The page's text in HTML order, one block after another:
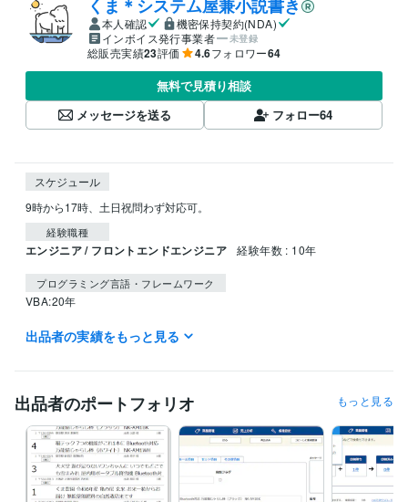
くま＊システム屋兼小説書き
本人確認
機密保持契約(NDA)
インボイス発行事業者
未登録
総販売実績23評価 4.6フォロワー64
無料で見積り相談
メッセージを送る
フォロー64
スケジュール
9時から17時、土日祝問わず対応可。
経験職種
エンジニア / フロントエンドエンジニア 経験年数 : 10年
プログラミング言語・フレームワーク
VBA:20年
ビジネス・クリエイティブツール
IT相談・システム開発 Access Excel による効率化
ツール作成
Accessマクロ Excelマクロ
住まい・美容・生活相談
ファンタジー ラノベ 中世ヨーロッパ アドバイス
出品者の実績をもっと見る
出品者のポートフォリオ もっと見る